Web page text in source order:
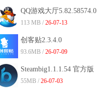
QQ游戏大厅5.82.58574.0
官方版
113 MB / 26-07-13
创客贴2.3.4.0
93.6MB / 26-07-09
Steambig1.1.1.54 官方版
55MB / 26-07-03